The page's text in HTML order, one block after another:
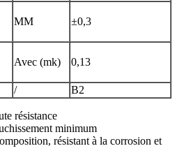
MM ±0,3
Avec (mk) 0,13
/ B2
résistance
minimum
résistant à la corrosion et